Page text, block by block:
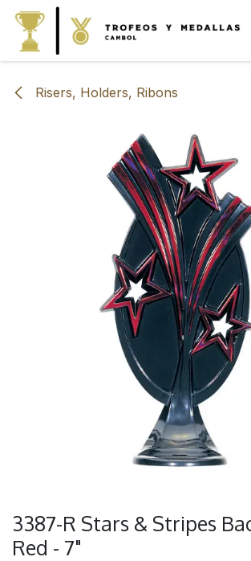
IR AL CONTENIDO
Risers, Holders, Ribons
3387-R Stars & Stripes
Red - 7"